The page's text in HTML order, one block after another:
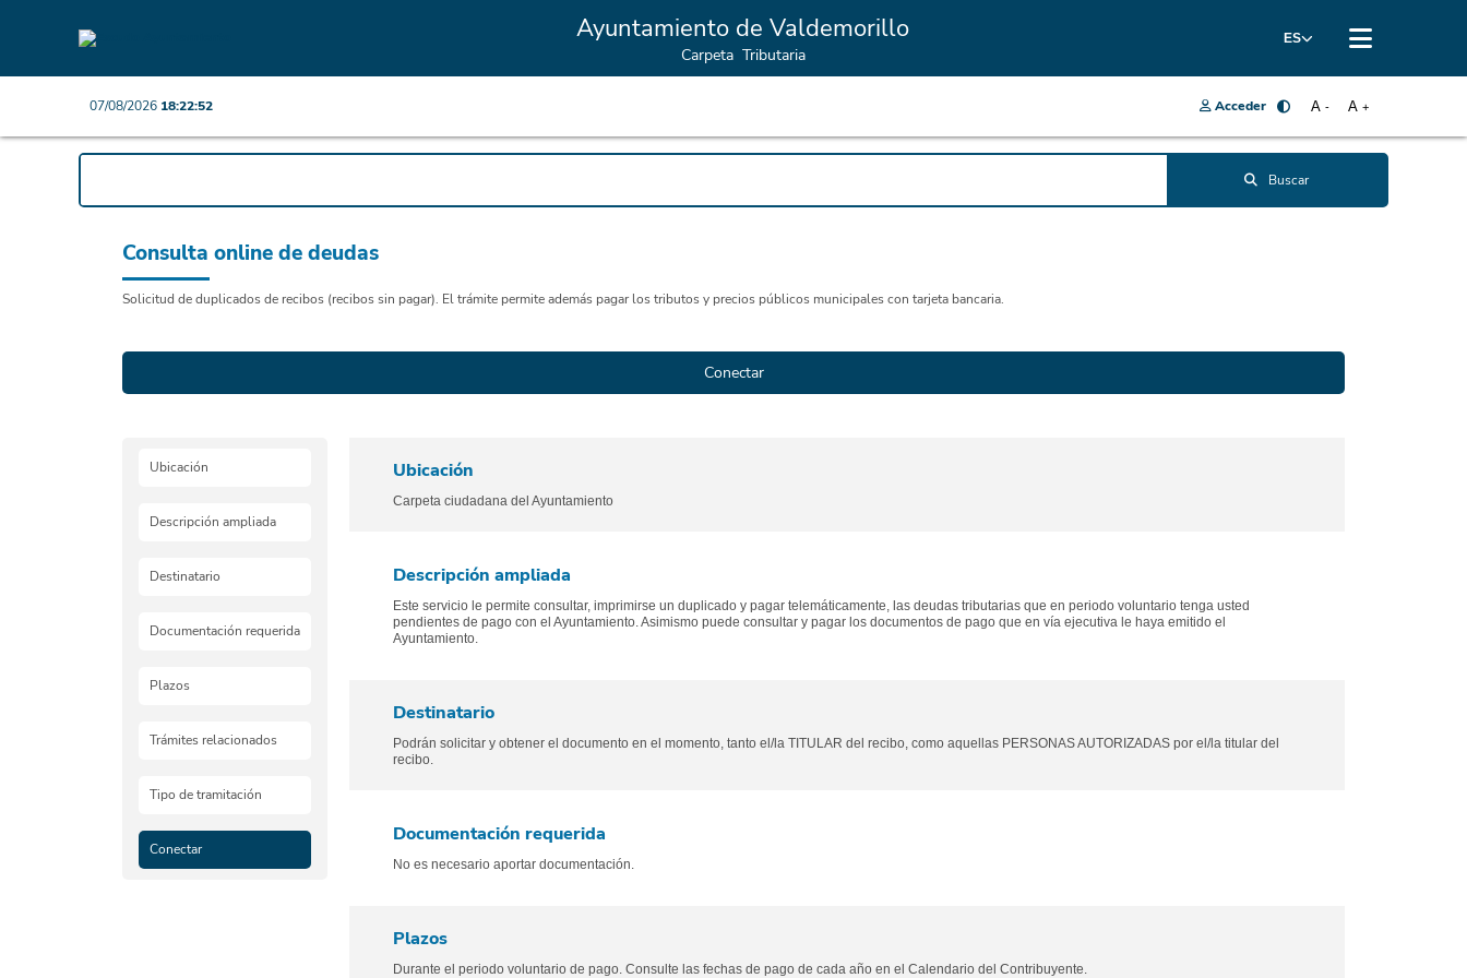
ES
Ayuntamiento de Valdemorillo
Carpeta Tributaria
07/08/2026 18:22:52 Acceder A +
A -
Buscar
Consulta online de deudas
Solicitud de duplicados de recibos (recibos sin pagar). El trámite permite además pagar los tributos y precios públicos municipales con tarjeta bancaria.
Ubicación
Descripción ampliada
Destinatario
Documentación requerida
Plazos
Trámites relacionados
Tipo de tramitación
Conectar
Ubicación
Carpeta ciudadana del Ayuntamiento
Descripción ampliada
Este servicio le permite consultar, imprimirse un duplicado y pagar telemáticamente, las deudas tributarias que en periodo voluntario tenga usted
pendientes de pago con el Ayuntamiento. Asimismo puede consultar y pagar los documentos de pago que en vía ejecutiva le haya emitido el
Ayuntamiento.
Destinatario
Podrán solicitar y obtener el documento en el momento, tanto el/la TITULAR del recibo, como aquellas PERSONAS AUTORIZADAS por el/la titular del
recibo.
Documentación requerida
No es necesario aportar documentación.
Plazos
Durante el periodo voluntario de pago. Consulte las fechas de pago de cada año en el Calendario del Contribuyente.